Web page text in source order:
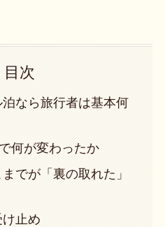
目次
なら旅行者は基本何
何が変わったか
でが「裏の取れた」
止め